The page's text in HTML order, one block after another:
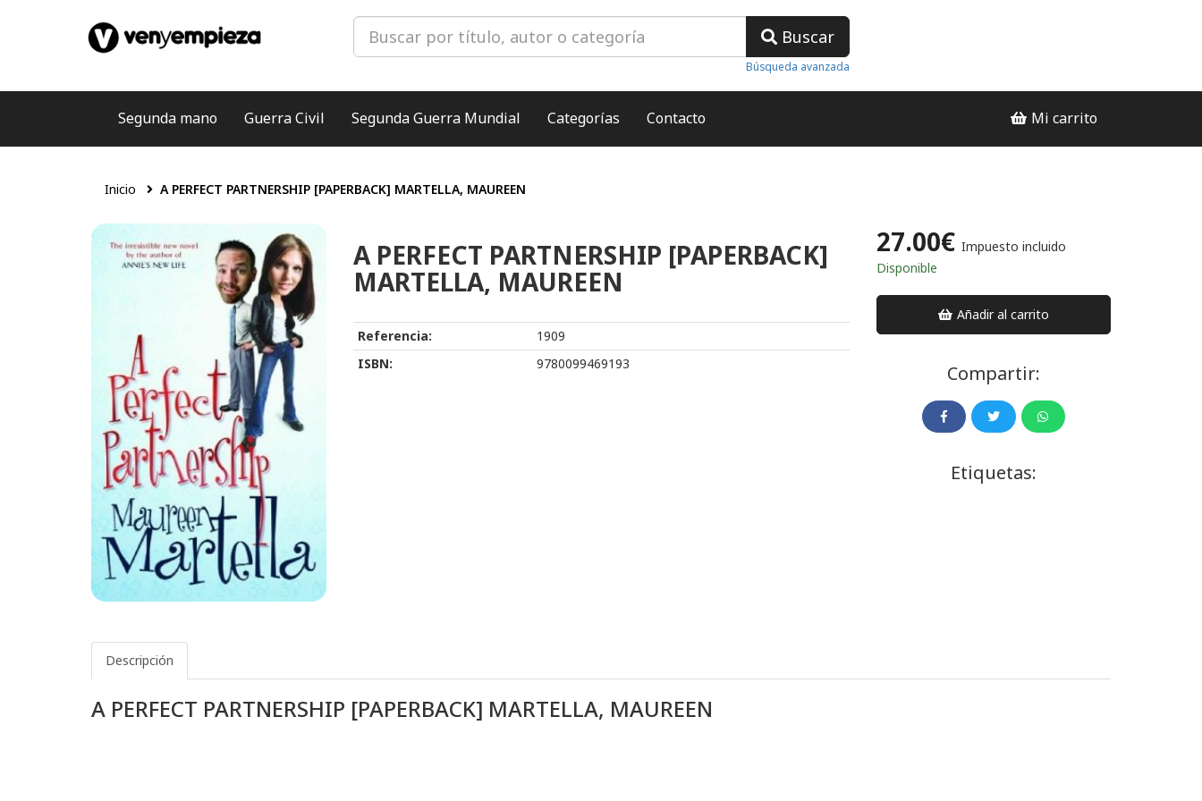
Buscar
Búsqueda avanzada
Segunda mano Guerra Civil Segunda Guerra Mundial Categorías Contacto Mi carrito
Inicio A PERFECT PARTNERSHIP [PAPERBACK] MARTELLA, MAUREEN
A PERFECT PARTNERSHIP [PAPERBACK]
MARTELLA, MAUREEN
Referencia:
1909
ISBN:
9780099469193
27.00€ Impuesto incluido
Disponible
Añadir al carrito
Compartir:
Etiquetas:
Descripción
A PERFECT PARTNERSHIP [PAPERBACK] MARTELLA, MAUREEN